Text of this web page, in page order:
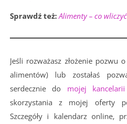
Sprawdź też: Alimenty – co
Jeśli rozważasz złożenie pozwu
alimentów) lub zostałaś
serdecznie do mojej
skorzystania z mojej oferty
Szczegóły i kalendarz online,